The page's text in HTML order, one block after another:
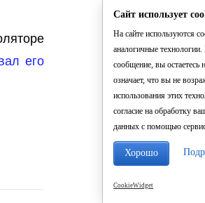
его
Сайт использует
На сайте используются
аналогичные
сообщение, вы остаетесь
означает, что вы не
использования этих
согласие на обработку
данных с помощью
Хорошо
CookieWidget